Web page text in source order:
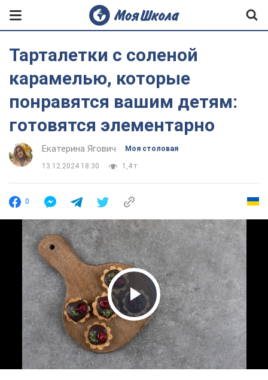
Тарталетки с соленой
карамелью, которые
понравятся вашим детям:
готовятся элементарно
Екатерина Ягович Моя столовая
13.12.2024 18:30 1,4 т.
0
Play Video